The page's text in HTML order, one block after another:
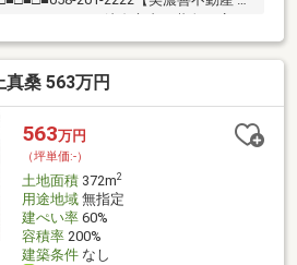
見かけたことありませんか。私たち
知っている岐阜の不動産エキスパー
建築も不動産のことならお任せ下さ
上！
桑 563万円
563万円
（坪単価:-）
土地面積372m2
用途地域無指定
建ぺい率60%
容積率200%
建築条件なし